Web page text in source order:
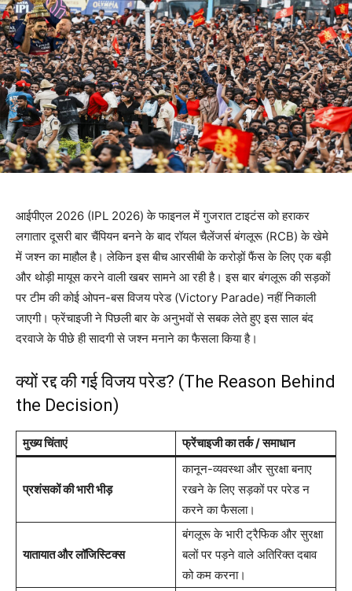
आईपीएल 2026 (IPL 2026) के फाइनल में गुजरात टाइटंस को हराकर
लगातार दूसरी बार चैंपियन बनने के बाद रॉयल चैलेंजर्स बंगलूरू (RCB) के खेमे
में जश्न का माहौल है। लेकिन इस बीच आरसीबी के करोड़ों फैंस के लिए एक बड़ी
और थोड़ी मायूस करने वाली खबर सामने आ रही है। इस बार बंगलूरू की सड़कों
पर टीम की कोई ओपन-बस विजय परेड (Victory Parade) नहीं निकाली
जाएगी। फ्रेंचाइजी ने पिछली बार के अनुभवों से सबक लेते हुए इस साल बंद
दरवाजे के पीछे ही सादगी से जश्न मनाने का फैसला किया है।
क्यों रद्द की गई विजय परेड? (The Reason Behind
the Decision)
मुख्य चिंताएं फ्रेंचाइजी का तर्क / समाधान
प्रशंसकों की भारी भीड़
कानून-व्यवस्था और सुरक्षा बनाए
रखने के लिए सड़कों पर परेड न
करने का फैसला।
यातायात और लॉजिस्टिक्स
बंगलूरू के भारी ट्रैफिक और सुरक्षा
बलों पर पड़ने वाले अतिरिक्त दबाव
को कम करना।